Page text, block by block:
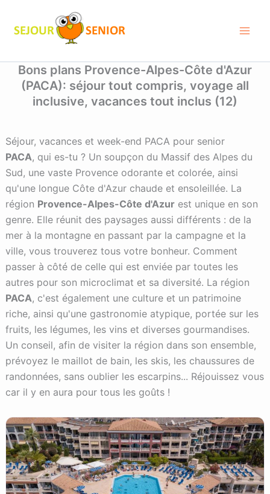
contenu
Bons plans Provence-Alpes-Côte d'Azur
(PACA): séjour tout compris, voyage all
inclusive, vacances tout inclus (12)
Séjour, vacances et week-end PACA pour senior
PACA, qui es-tu ? Un soupçon du Massif des Alpes du
Sud, une vaste Provence odorante et colorée, ainsi
qu'une longue Côte d'Azur chaude et ensoleillée. La
région Provence-Alpes-Côte d'Azurest unique en son
genre. Elle réunit des paysages aussi différents : de la
mer à la montagne en passant par la campagne et la
ville, vous trouverez tous votre bonheur. Comment
passer à côté de celle qui est enviée par toutes les
autres pour son microclimat et sa diversité. La région
PACA, c'est également une culture et un patrimoine
riche, ainsi qu'une gastronomie atypique, portée sur les
fruits, les légumes, les vins et diverses gourmandises.
Un conseil, afin de visiter la région dans son ensemble,
prévoyez le maillot de bain, les skis, les chaussures de
randonnées, sans oublier les escarpins... Réjouissez vous
car il y en aura pour tous les goûts !